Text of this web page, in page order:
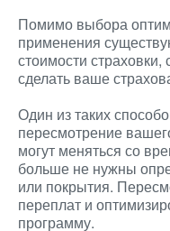
Помимо выбора
применения
стоимости
сделать ваше
Один из таких
пересмотрение
могут меняться со
больше не нужны
или покрытия.
переплат и
программу.